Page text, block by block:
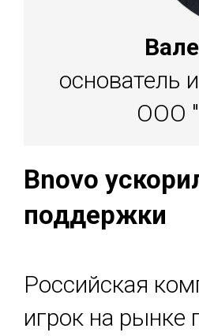
основатель
ООО
Bnovo
под­дер­жки
Российская
игрок на рынке